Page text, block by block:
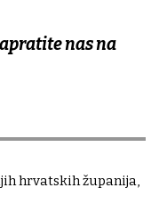
hrvatskih županija,
nas na